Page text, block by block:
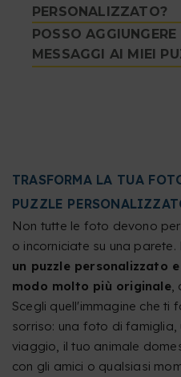
PERSONALIZZATO?
POSSO
MESSAGGI AI MIEI
TRASFORMA LA TUA
PUZZLE
Non tutte le foto devono
o incorniciate su una
un puzzle personalizzato
modo molto più originale,
Scegli quell'immagine che ti
sorriso: una foto di
viaggio, il tuo animale
con gli amici o qualsiasi